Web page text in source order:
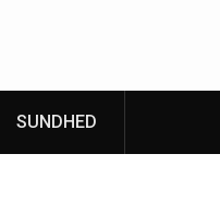
SUNDHED